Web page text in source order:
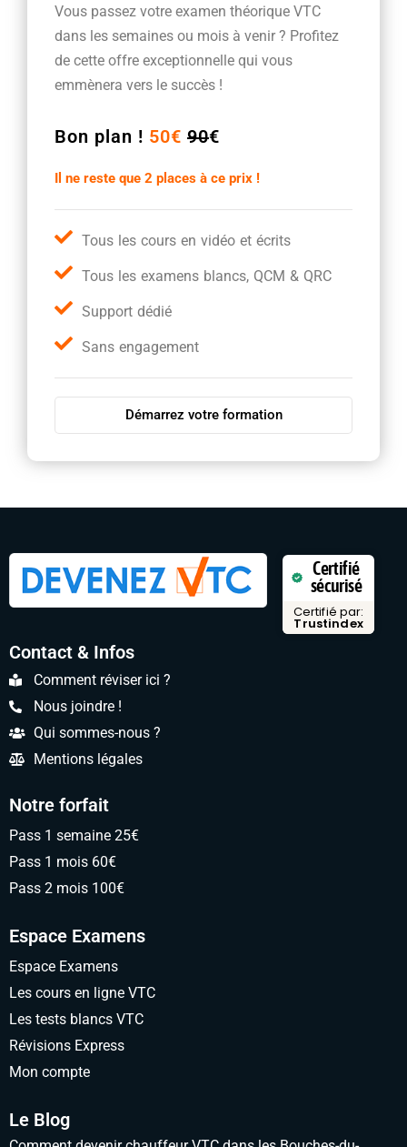
Vous passez votre examen théorique VTC
dans les semaines ou mois à venir ? Profitez
de cette offre exceptionnelle qui vous
emmènera vers le succès !
Bon plan ! 50€ 90€
Il ne reste que 2 places à ce prix !
Tous les cours en vidéo et écrits
Tous les examens blancs, QCM & QRC
Support dédié
Sans engagement
Démarrez votre formation
Certifié
sécurisé
Certifié par:
Trustindex
Contact & Infos
Comment réviser ici ?
Nous joindre !
Qui sommes-nous ?
Mentions légales
Notre forfait
Pass 1 semaine 25€
Pass 1 mois 60€
Pass 2 mois 100€
Espace Examens
Espace Examens
Les cours en ligne VTC
Les tests blancs VTC
Révisions Express
Mon compte
Le Blog